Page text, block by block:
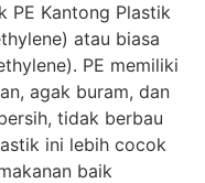
PE Kantong Plastik
atau biasa
PE memiliki
agak buram, dan
tidak berbau
ini lebih cocok
baik